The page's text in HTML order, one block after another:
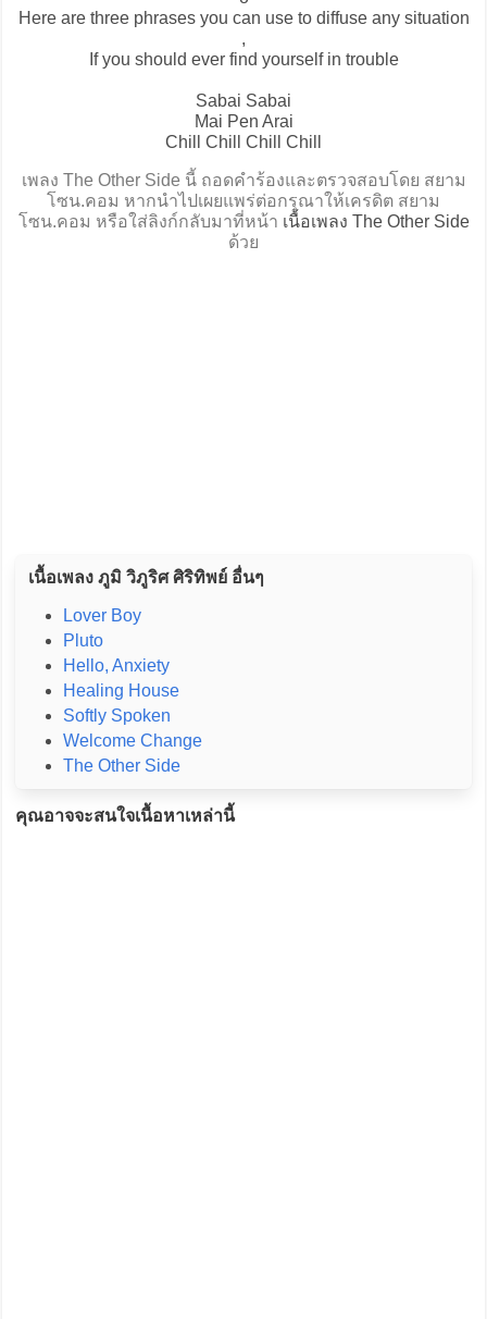
Here are three phrases you can use to diffuse any situation
,
If you should ever find yourself in trouble
Sabai Sabai
Mai Pen Arai
Chill Chill Chill Chill
เพลง The Other Side นี้ ถอดคำร้องและตรวจสอบโดย สยาม
โซน.คอม หากนำไปเผยแพร่ต่อกรุณาให้เครดิต สยาม
โซน.คอม หรือใส่ลิงก์กลับมาที่หน้า เนื้อเพลง The Other Side
ด้วย
เนื้อเพลง ภูมิ วิภูริศ ศิริทิพย์ อื่นๆ
Lover Boy
Pluto
Hello, Anxiety
Healing House
Softly Spoken
Welcome Change
The Other Side
คุณอาจจะสนใจเนื้อหาเหล่านี้